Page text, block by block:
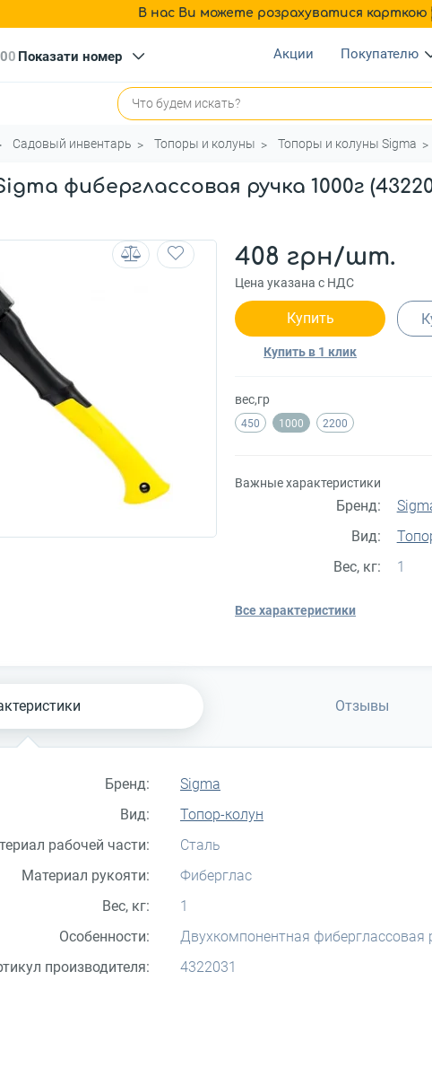
В нас Ви можете розрахуватися карткою
00 Показати номер Акции Покупателю
Садовый инвентарь Топоры и колуны Топоры и колуны Sigma
фиберглассовая ручка 1000г
408 грн/шт.
Цена указана с НДС
Купить
Купить в 1 клик
вес,гр
450 1000 2200
Важные характеристики
Бренд:
Вид:
Вес, кг:
1
Все характеристики
Отзывы
Бренд:
Sigma
Вид:
Топор-колун
рабочей части:
Сталь
Материал рукояти:
Фиберглас
Вес, кг:
1
Особенности:
Двухкомпонентная фиберглассовая
производителя:
4322031